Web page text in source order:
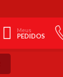
Meus
PEDIDOS